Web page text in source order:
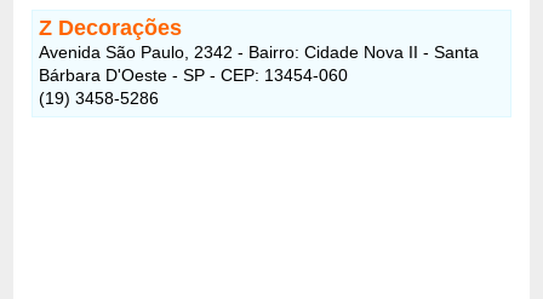
Z Decorações
Avenida São Paulo, 2342 - Bairro: Cidade Nova II - Santa
Bárbara D'Oeste - SP - CEP: 13454-060
(19) 3458-5286